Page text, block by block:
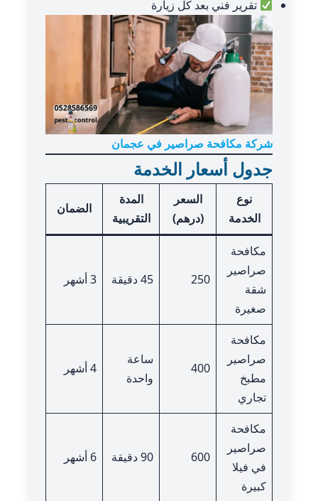
تقرير فني بعد كل زيارة
شركة مكافحة صراصير في عجمان
جدول أسعار الخدمة
نوع
الخدمة
السعر
(درهم)
المدة
التقريبية
الضمان
مكافحة
صراصير
شقة
صغيرة
250 45 دقيقة 3 أشهر
مكافحة
صراصير
مطبخ
تجاري
400
ساعة
واحدة
4 أشهر
مكافحة
صراصير
في فيلا
كبيرة
600 90 دقيقة 6 أشهر